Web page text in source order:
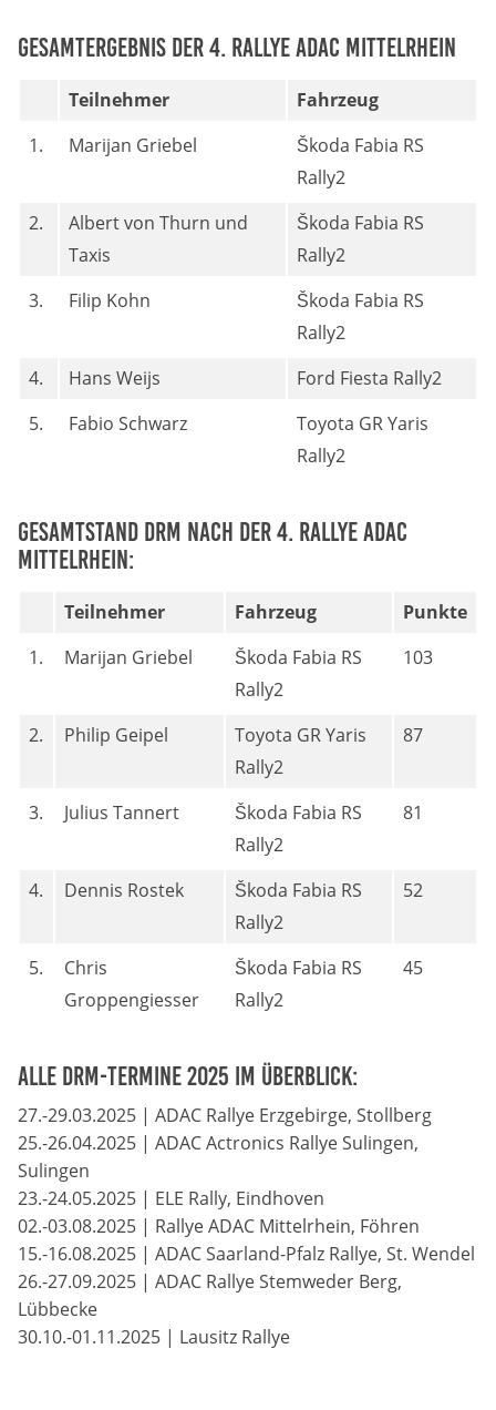
Gesamtergebnis der 4. Rallye ADAC Mittelrhein
Teilnehmer
Fahrzeug
1.
Marijan Griebel
Škoda Fabia RS
Rally2
2.
Albert von Thurn und
Taxis
Škoda Fabia RS
Rally2
3.
Filip Kohn
Škoda Fabia RS
Rally2
4.
Hans Weijs
Ford Fiesta Rally2
5.
Fabio Schwarz
Toyota GR Yaris
Rally2
Gesamtstand DRM nach der 4. Rallye ADAC
Mittelrhein:
Teilnehmer Fahrzeug
Punkte
1.
Marijan Griebel
Škoda Fabia RS
Rally2
103
2. Philip Geipel
Toyota GR Yaris
Rally2
87
3. Julius Tannert
Škoda Fabia RS
Rally2
81
4. Dennis Rostek
Škoda Fabia RS
Rally2
52
5.
Chris
Groppengiesser
Škoda Fabia RS
Rally2
45
Alle DRM-Termine 2025 im Überblick:
27.-29.03.2025 | ADAC Rallye Erzgebirge, Stollberg
25.-26.04.2025 | ADAC Actronics Rallye Sulingen,
Sulingen
23.-24.05.2025 | ELE Rally, Eindhoven
02.-03.08.2025 | Rallye ADAC Mittelrhein, Föhren
15.-16.08.2025 | ADAC Saarland-Pfalz Rallye, St. Wendel
26.-27.09.2025 | ADAC Rallye Stemweder Berg,
Lübbecke
30.10.-01.11.2025 | Lausitz Rallye